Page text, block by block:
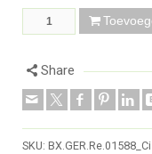
Share
SKU: BX.GER.Re.01588_Ci